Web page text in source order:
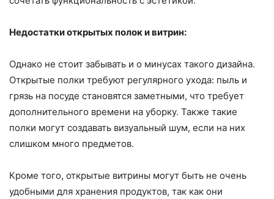
Недостатки открытых полок и витрин:
Однако не стоит забывать и о минусах такого дизайна.
Открытые полки требуют регулярного ухода: пыль и
грязь на посуде становятся заметными, что требует
дополнительного времени на уборку. Также такие
полки могут создавать визуальный шум, если на них
слишком много предметов.
Кроме того, открытые витрины могут быть не очень
удобными для хранения продуктов, так как они